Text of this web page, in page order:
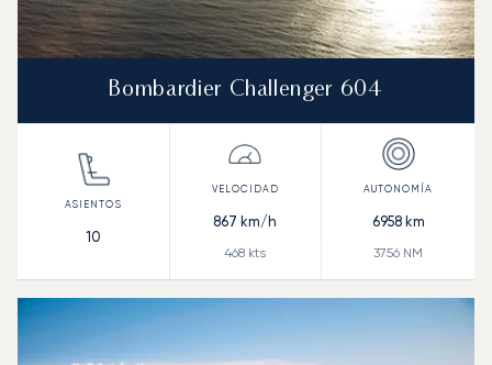
Bombardier Challenger 604
10
867 km/h
468 kts
6958km
3756 NM